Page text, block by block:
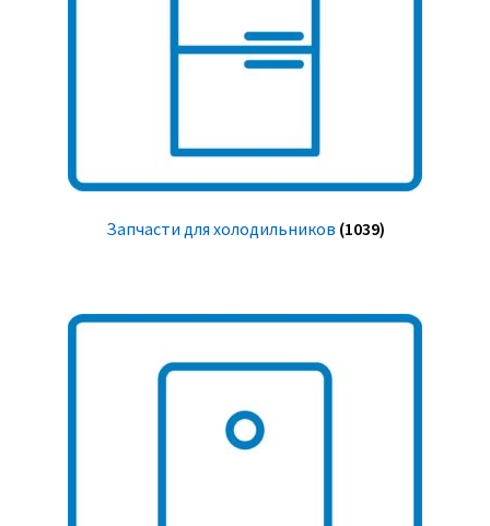
Запчасти для холодильников (1039)